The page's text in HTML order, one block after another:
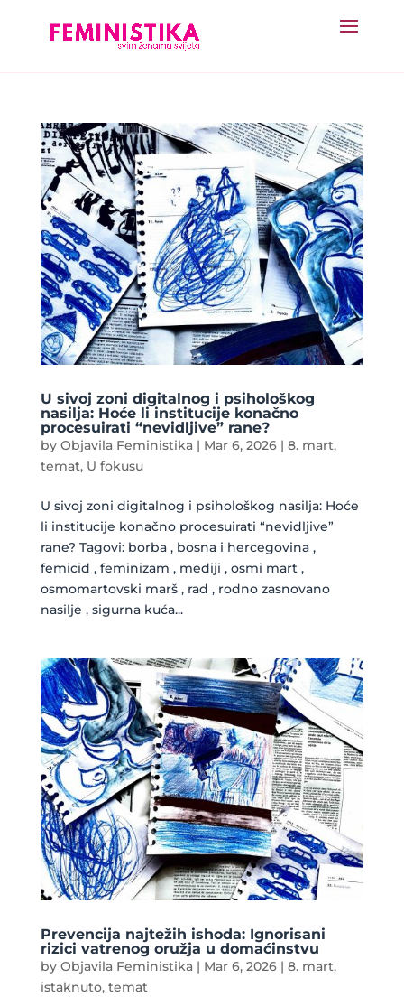
U sivoj zoni digitalnog i psihološkog
nasilja: Hoće li institucije konačno
procesuirati “nevidljive” rane?
by Objavila Feministika| Mar 6, 2026| 8. mart,
temat, U fokusu
U sivoj zoni digitalnog i psihološkog nasilja: Hoće
li institucije konačno procesuirati “nevidljive”
rane? Tagovi: borba , bosna i hercegovina ,
femicid , feminizam , mediji , osmi mart ,
osmomartovski marš , rad , rodno zasnovano
nasilje , sigurna kuća...
Prevencija najtežih ishoda: Ignorisani
rizici vatrenog oružja u domaćinstvu
by Objavila Feministika| Mar 6, 2026| 8. mart,
istaknuto, temat